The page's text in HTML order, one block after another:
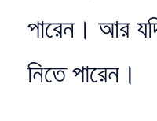
পারেন। আর
নিতে পারেন।